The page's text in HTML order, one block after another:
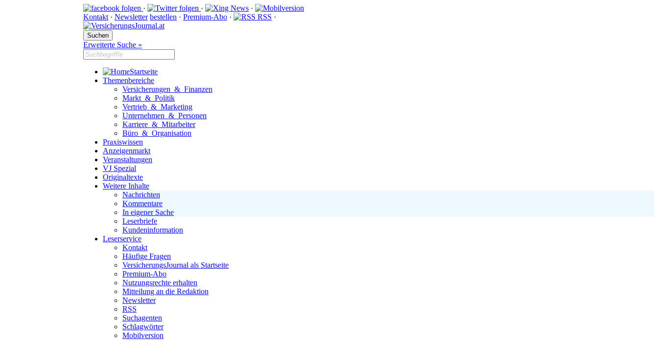
· ·
·
Kontakt · Newsletter bestellen · Premium-Abo · RSS ·
Erweiterte Suche »
Startseite
Themenbereiche
Versicherungen & Finanzen
Markt & Politik
Vertrieb & Marketing
Unternehmen & Personen
Karriere & Mitarbeiter
Büro & Organisation
Praxiswissen
Anzeigenmarkt
Veranstaltungen
VJ Spezial
Originaltexte
Weitere Inhalte
Nachrichten
Kommentare
In eigener Sache
Leserbriefe
Kundeninformation
Leserservice
Kontakt
Häufige Fragen
VersicherungsJournal als Startseite
Premium-Abo
Nutzungsrechte erhalten
Mitteilung an die Redaktion
Newsletter
RSS
Suchagenten
Schlagwörter
Mobilversion